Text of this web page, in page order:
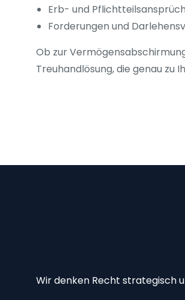
Erb- und
Forderungen und
Ob zur
Treuhandlösung, die genau
Wir denken Recht strategisch